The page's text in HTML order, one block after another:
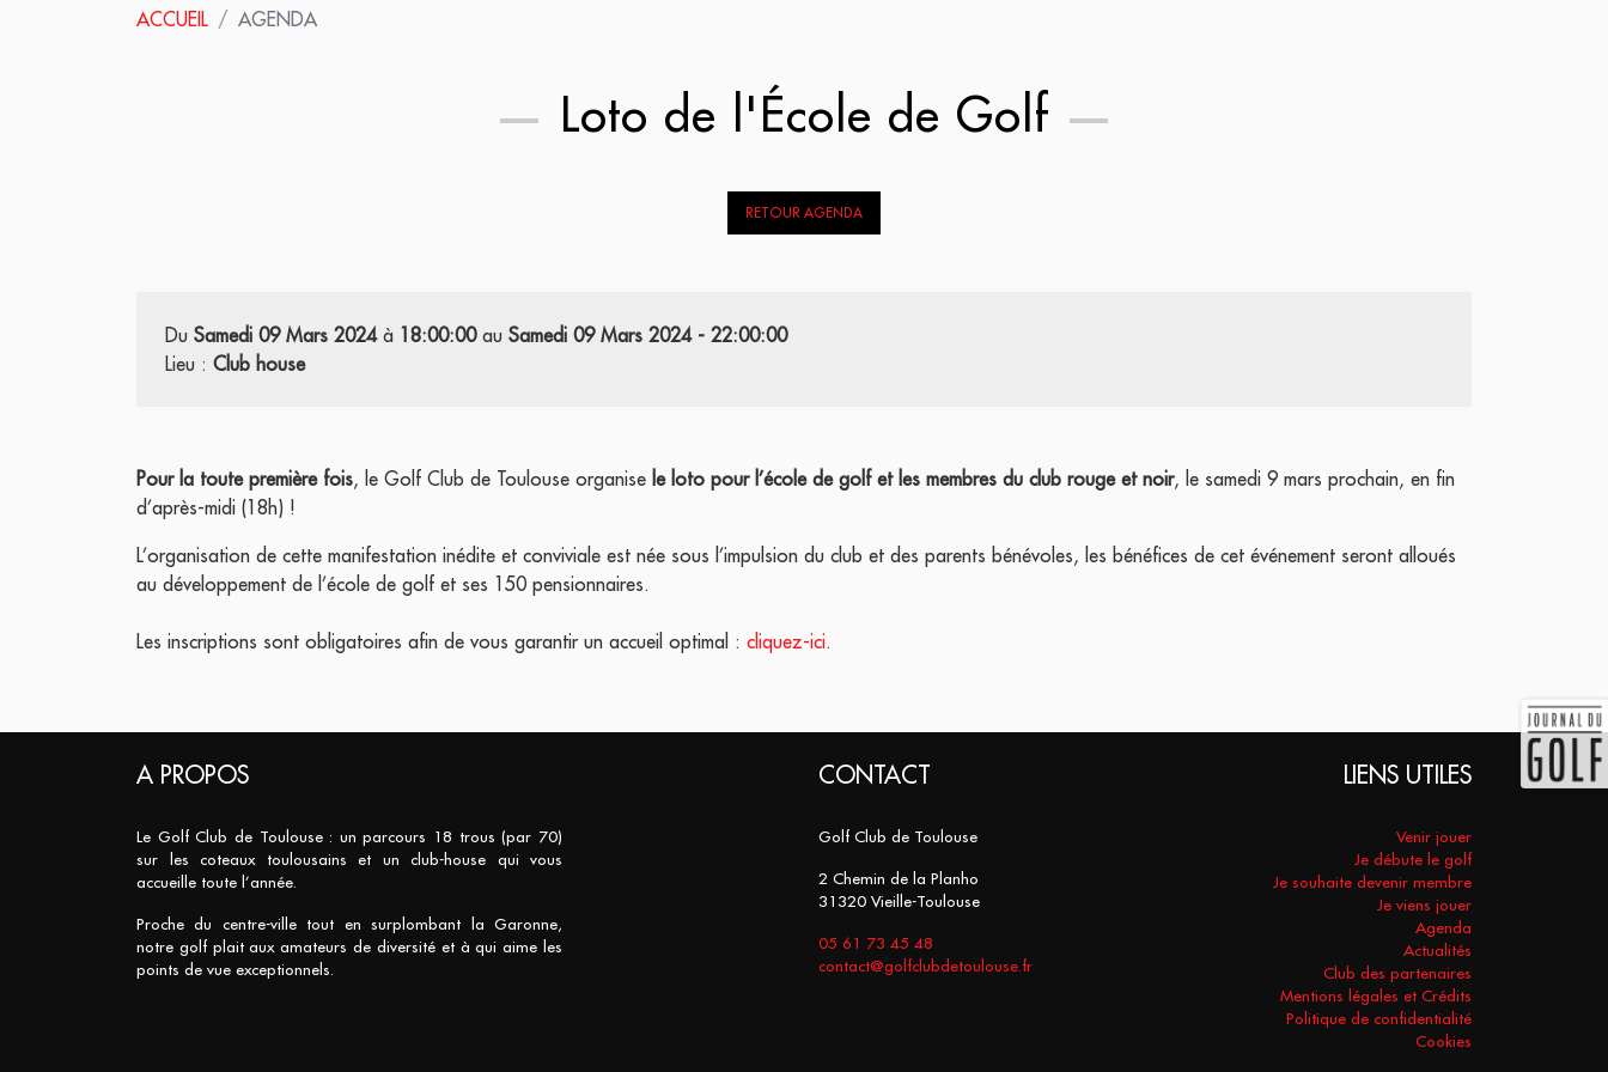
ACCUEIL AGENDA
Loto de l'École de Golf
RETOUR AGENDA
Du Samedi 09 Mars 2024à 18:00:00au Samedi 09 Mars 2024 - 22:00:00
Lieu : Club house
Pour la toute première fois, le Golf Club de Toulouse organise le loto pour l’école de golf et les membres du club rouge et noir, le samedi 9 mars prochain, en fin
d’après-midi (18h) !
L’organisation de cette manifestation inédite et conviviale est née sous l’impulsion du club et des parents bénévoles, les bénéfices de cet événement seront alloués
au développement de l’école de golf et ses 150 pensionnaires.
Les inscriptions sont obligatoires afin de vous garantir un accueil optimal : cliquez-ici.
A PROPOS
Le Golf Club de Toulouse : un parcours 18 trous (par 70)
sur les coteaux toulousains et un club-house qui vous
accueille toute l’année.
Proche du centre-ville tout en surplombant la Garonne,
notre golf plait aux amateurs de diversité et à qui aime les
points de vue exceptionnels.
CONTACT
Golf Club de Toulouse
2 Chemin de la Planho
31320 Vieille-Toulouse
05 61 73 45 48
contact@golfclubdetoulouse.fr
LIENS UTILES
Venir jouer
Je débute le golf
Je souhaite devenir membre
Je viens jouer
Agenda
Actualités
Club des partenaires
Mentions légales et Crédits
Politique de confidentialité
Cookies